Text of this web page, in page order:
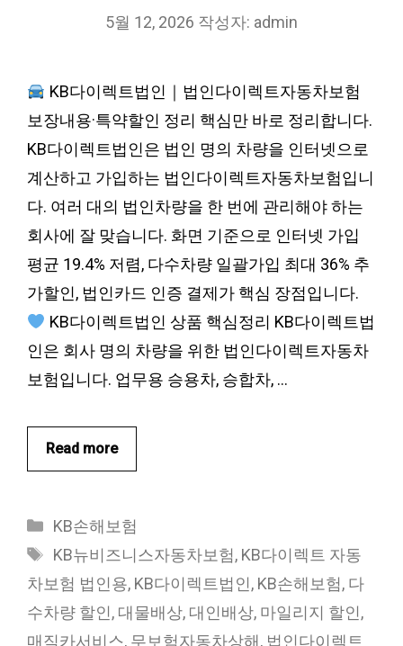
5월 12, 2026 작성자: admin
KB다이렉트법인｜법인다이렉트자동차보험
보장내용·특약할인 정리 핵심만 바로 정리합니다.
KB다이렉트법인은 법인 명의 차량을 인터넷으로
계산하고 가입하는 법인다이렉트자동차보험입니
다. 여러 대의 법인차량을 한 번에 관리해야 하는
회사에 잘 맞습니다. 화면 기준으로 인터넷 가입
평균 19.4% 저렴, 다수차량 일괄가입 최대 36% 추
가할인, 법인카드 인증 결제가 핵심 장점입니다.
KB다이렉트법인 상품 핵심정리 KB다이렉트법
인은 회사 명의 차량을 위한 법인다이렉트자동차
보험입니다. 업무용 승용차, 승합차, …
Read more
카
테
리
KB손해보험
태
그
KB뉴비즈니스자동차보험, KB다이렉트 자동
차보험 법인용, KB다이렉트법인, KB손해보험, 다
수차량 할인, 대물배상, 대인배상, 마일리지 할인,
매직카서비스, 무보험자동차상해, 법인다이렉트